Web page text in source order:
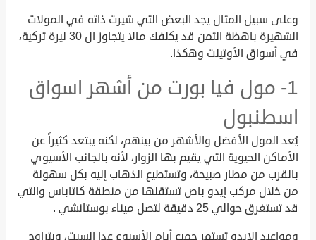
وعلى سبيل المثال يجد البعض التي شيرت ذاته في المولات
الشهيرة باهظة الثمن قد يكلفك مالا يتجاوز ال 30 ليرة تركية،
في أسواق الأوتيلت وهكذا.
1- مول فيا بورت من أشهر اسواق
اسطنبول
يُعد المول الأفضل والأشهر من بينهم، لكنه يبتعد كثيراً عن
الأماكن الحيوية التي يقيم بها الزوار، لأنه بالجانب الأسيوي
بالقرب من مطار صبيحة، وتستطيع الذهاب إليه بكل سهولة
من خلال مركب إيدو باص تستقلها من منطقة كاتاباس والتي
قد تستغرق حوالي 25 دقيقة لتصل ميناء بوستانشي .
ومواعيد الايدو تستمر جميع أيام الأسبوع عدا السبت، ويتراوح